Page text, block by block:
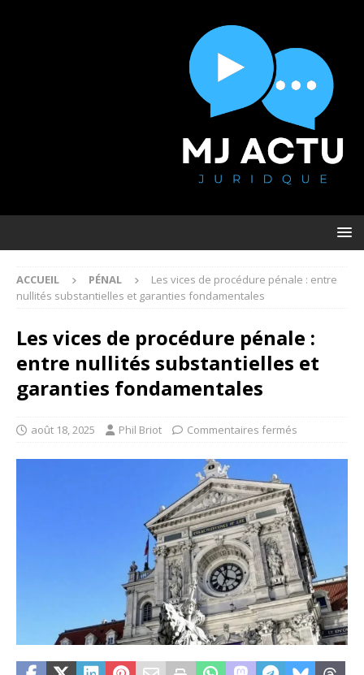
ACCUEIL PÉNAL
Les vices de procédure pénale : entre
nullités substantielles et garanties fondamentales
Les vices de procédure pénale :
entre nullités substantielles et
garanties fondamentales
août 18, 2025 Phil Briot Commentaires fermés